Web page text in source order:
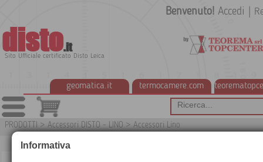
disto.it
Sito Ufficiale certificato Disto Leica
geomatica.it termocamere.com
Benvenuto! Accedi
PRODOTTI > Accessori DISTO - LINO > Accessori Lino
Informativa